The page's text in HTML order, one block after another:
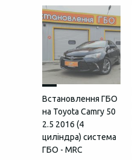
Встановлення ГБО
на Toyota Camry 50
2.5 2016 (4
циліндра) система
ГБО - MRC